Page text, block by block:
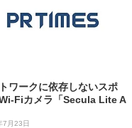
ワークに依存しないスポ
Fiカメラ「Secula Lite A
7月23日